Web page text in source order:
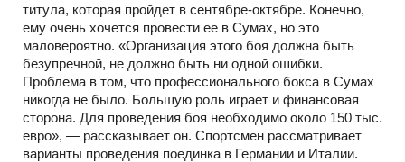
титула, которая пройдет в сентябре-октябре. Конечно,
ему очень хочется провести ее в Сумах, но это
маловероятно. «Организация этого боя должна быть
безупречной, не должно быть ни одной ошибки.
Проблема в том, что профессионального бокса в Сумах
никогда не было. Большую роль играет и финансовая
сторона. Для проведения боя необходимо около 150 тыс.
евро», — рассказывает он. Спортсмен рассматривает
варианты проведения поединка в Германии и Италии.